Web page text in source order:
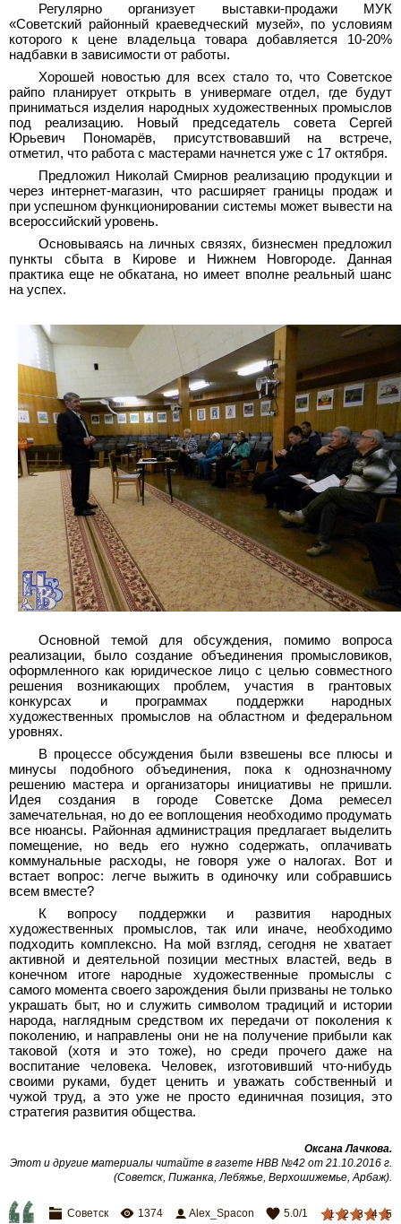
Регулярно организует выставки-продажи МУК
«Советский районный краеведческий музей», по условиям
которого к цене владельца товара добавляется 10-20%
надбавки в зависимости от работы.
Хорошей новостью для всех стало то, что Советское
райпо планирует открыть в универмаге отдел, где будут
приниматься изделия народных художественных промыслов
под реализацию. Новый председатель совета Сергей
Юрьевич Пономарёв, присутствовавший на встрече,
отметил, что работа с мастерами начнется уже с 17 октября.
Предложил Николай Смирнов реализацию продукции и
через интернет-магазин, что расширяет границы продаж и
при успешном функционировании системы может вывести на
всероссийский уровень.
Основываясь на личных связях, бизнесмен предложил
пункты сбыта в Кирове и Нижнем Новгороде. Данная
практика еще не обкатана, но имеет вполне реальный шанс
на успех.
Основной темой для обсуждения, помимо вопроса
реализации, было создание объединения промысловиков,
оформленного как юридическое лицо с целью совместного
решения возникающих проблем, участия в грантовых
конкурсах и программах поддержки народных
художественных промыслов на областном и федеральном
уровнях.
В процессе обсуждения были взвешены все плюсы и
минусы подобного объединения, пока к однозначному
решению мастера и организаторы инициативы не пришли.
Идея создания в городе Советске Дома ремесел
замечательная, но до ее воплощения необходимо продумать
все нюансы. Районная администрация предлагает выделить
помещение, но ведь его нужно содержать, оплачивать
коммунальные расходы, не говоря уже о налогах. Вот и
встает вопрос: легче выжить в одиночку или собравшись
всем вместе?
К вопросу поддержки и развития народных
художественных промыслов, так или иначе, необходимо
подходить комплексно. На мой взгляд, сегодня не хватает
активной и деятельной позиции местных властей, ведь в
конечном итоге народные художественные промыслы с
самого момента своего зарождения были призваны не только
украшать быт, но и служить символом традиций и истории
народа, наглядным средством их передачи от поколения к
поколению, и направлены они не на получение прибыли как
таковой (хотя и это тоже), но среди прочего даже на
воспитание человека. Человек, изготовивший что-нибудь
своими руками, будет ценить и уважать собственный и
чужой труд, а это уже не просто единичная позиция, это
стратегия развития общества.
Оксана Лачкова.
Этот и другие материалы читайте в газете НВВ №42 от 21.10.2016 г.
(Советск, Пижанка, Лебяжье, Верхошижемье, Арбаж).
1 2 3 4 5
Советск 1374 Alex_Spacon 5.0/1